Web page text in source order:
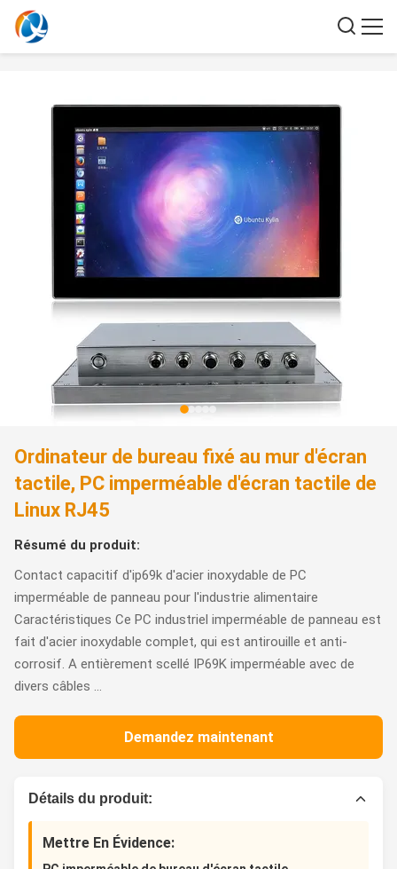
Ordinateur de bureau fixé au mur d'écran
tactile, PC imperméable d'écran tactile de
Linux RJ45
Résumé du produit:
Contact capacitif d'ip69k d'acier inoxydable de PC
imperméable de panneau pour l'industrie alimentaire
Caractéristiques Ce PC industriel imperméable de panneau est
fait d'acier inoxydable complet, qui est antirouille et anti-
corrosif. A entièrement scellé IP69K imperméable avec de
divers câbles ...
Demandez maintenant
Détails du produit:
Mettre En Évidence: